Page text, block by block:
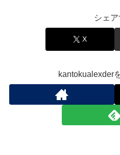
シェア
X
kantokualexder